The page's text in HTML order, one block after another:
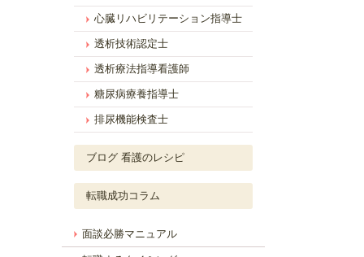
心臓リハビリテーション指導士
透析技術認定士
透析療法指導看護師
糖尿病療養指導士
排尿機能検査士
ブログ 看護のレシピ
転職成功コラム
面談必勝マニュアル